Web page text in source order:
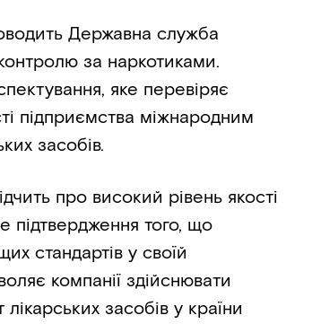
Державна служба
за наркотиками.
яке перевіряє
підприємства міжнародним
засобів.
про високий рівень якості
підтвердження того, що
стандартів у своїй
компанії здійснювати
засобів у країни